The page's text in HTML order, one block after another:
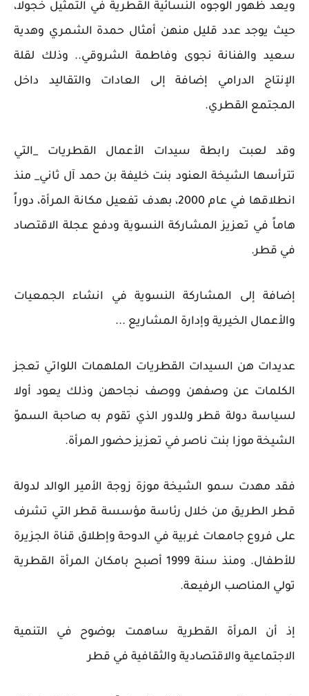
ويعد ظهور الوجوه النسائية القطرية في التمثيل خجولا،
حيث يوجد عدد قليل منهن أمثال حمدة الشمري وهدية
سعيد والفنانة نجوى وفاطمة الشروقي.. وذلك لقلة
الإنتاج الدرامي إضافة إلى العادات والتقاليد داخل
المجتمع القطري.
وقد لعبت رابطة سيدات الأعمال القطريات _التي
تترأسها الشيخة العنود بنت خليفة بن حمد آل ثاني_ منذ
انطلاقها في عام 2000، بهدف تفعيل مكانة المرأة، دوراً
هاماً في تعزيز المشاركة النسوية ودفع عجلة الاقتصاد
في قطر.
إضافة إلى المشاركة النسوية في انشاء الجمعيات
والأعمال الخيرية وإدارة المشاريع ...
عديدات هن السيدات القطريات الملهمات اللواتي تعجز
الكلمات عن وصفهن ووصف نجاحهن وذلك يعود أولا
لسياسة دولة قطر وللدور الذي تقوم به صاحبة السموّ
الشيخة موزا بنت ناصر في تعزيز حضور المرأة.
فقد مهدت سمو الشيخة موزة زوجة الأمير الوالد لدولة
قطر الطريق من خلال رئاسة مؤسسة قطر التي تشرف
على فروع جامعات غربية في الدوحة وإطلاق قناة الجزيرة
للأطفال. ومنذ سنة 1999 أصبح بامكان المرأة القطرية
تولي المناصب الرفيعة.
إذ أن المرأة القطرية ساهمت بوضوح في التنمية
الاجتماعية والاقتصادية والثقافية في قطر